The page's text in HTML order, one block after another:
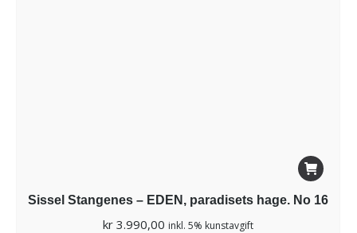
Sissel Stangenes – EDEN, paradisets hage. No 16
kr 3.990,00 inkl. 5% kunstavgift